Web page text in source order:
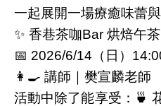
一起展開一場療癒味蕾
✨ 香巷茶咖Bar 烘焙午
📅 2026/6/14（日）
👩‍🍳 講師｜樊宣麟老師
活動中除了能享受：🍵